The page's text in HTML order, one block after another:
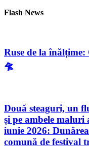
Flash News
Ruse de la
🛸
Două steaguri, un
și pe ambele
iunie 2026:
comună de festival